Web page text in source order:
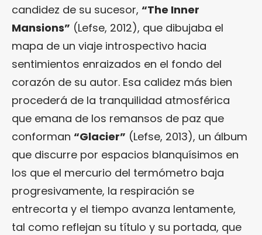
candidez de su sucesor, “The Inner
Mansions” (Lefse, 2012), que dibujaba el
mapa de un viaje introspectivo hacia
sentimientos enraizados en el fondo del
corazón de su autor. Esa calidez más bien
procederá de la tranquilidad atmosférica
que emana de los remansos de paz que
conforman “Glacier” (Lefse, 2013), un álbum
que discurre por espacios blanquísimos en
los que el mercurio del termómetro baja
progresivamente, la respiración se
entrecorta y el tiempo avanza lentamente,
tal como reflejan su título y su portada, que